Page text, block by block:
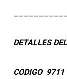
DETALLES
CODIGO 9711